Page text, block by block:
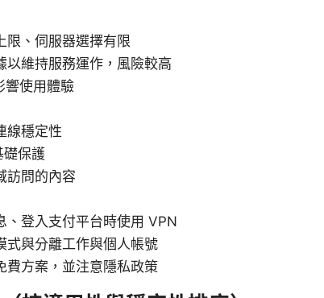
限、伺服器選擇有限
以維持服務運作，風險較高
響使用體驗
線穩定性
保護
訪問的內容
、登入支付平台時使用 VPN
式與分離工作與個人帳號
費方案，並注意隱私政策